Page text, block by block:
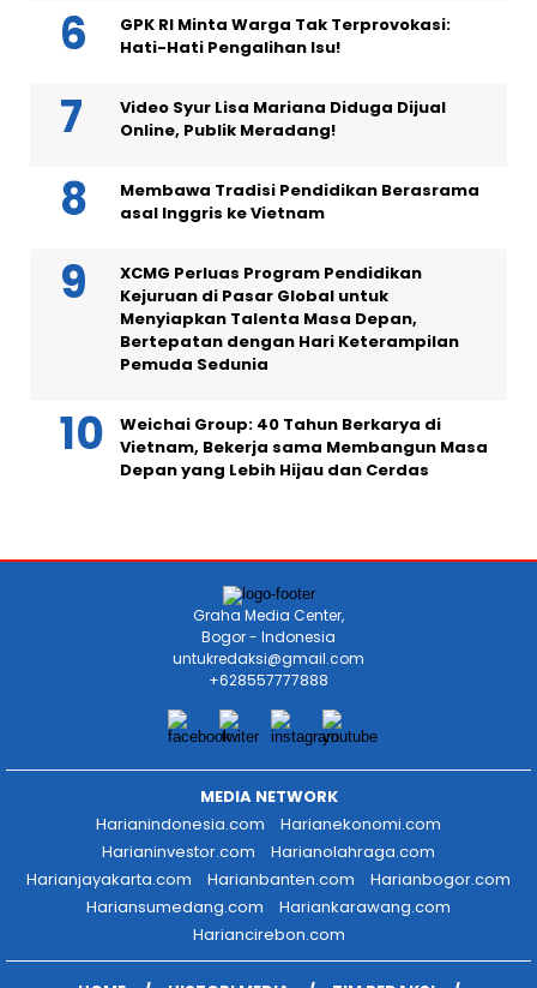
GPK RI Minta Warga Tak Terprovokasi:
Hati-Hati Pengalihan Isu!
Video Syur Lisa Mariana Diduga Dijual
Online, Publik Meradang!
Membawa Tradisi Pendidikan Berasrama
asal Inggris ke Vietnam
XCMG Perluas Program Pendidikan
Kejuruan di Pasar Global untuk
Menyiapkan Talenta Masa Depan,
Bertepatan dengan Hari Keterampilan
Pemuda Sedunia
Weichai Group: 40 Tahun Berkarya di
Vietnam, Bekerja sama Membangun Masa
Depan yang Lebih Hijau dan Cerdas
Graha Media Center,
Bogor - Indonesia
untukredaksi@gmail.com
+628557777888
MEDIA NETWORK
Harianindonesia.com
Harianekonomi.com
Harianinvestor.com
Harianolahraga.com
Harianjayakarta.com
Harianbanten.com
Harianbogor.com
Hariansumedang.com
Hariankarawang.com
Hariancirebon.com